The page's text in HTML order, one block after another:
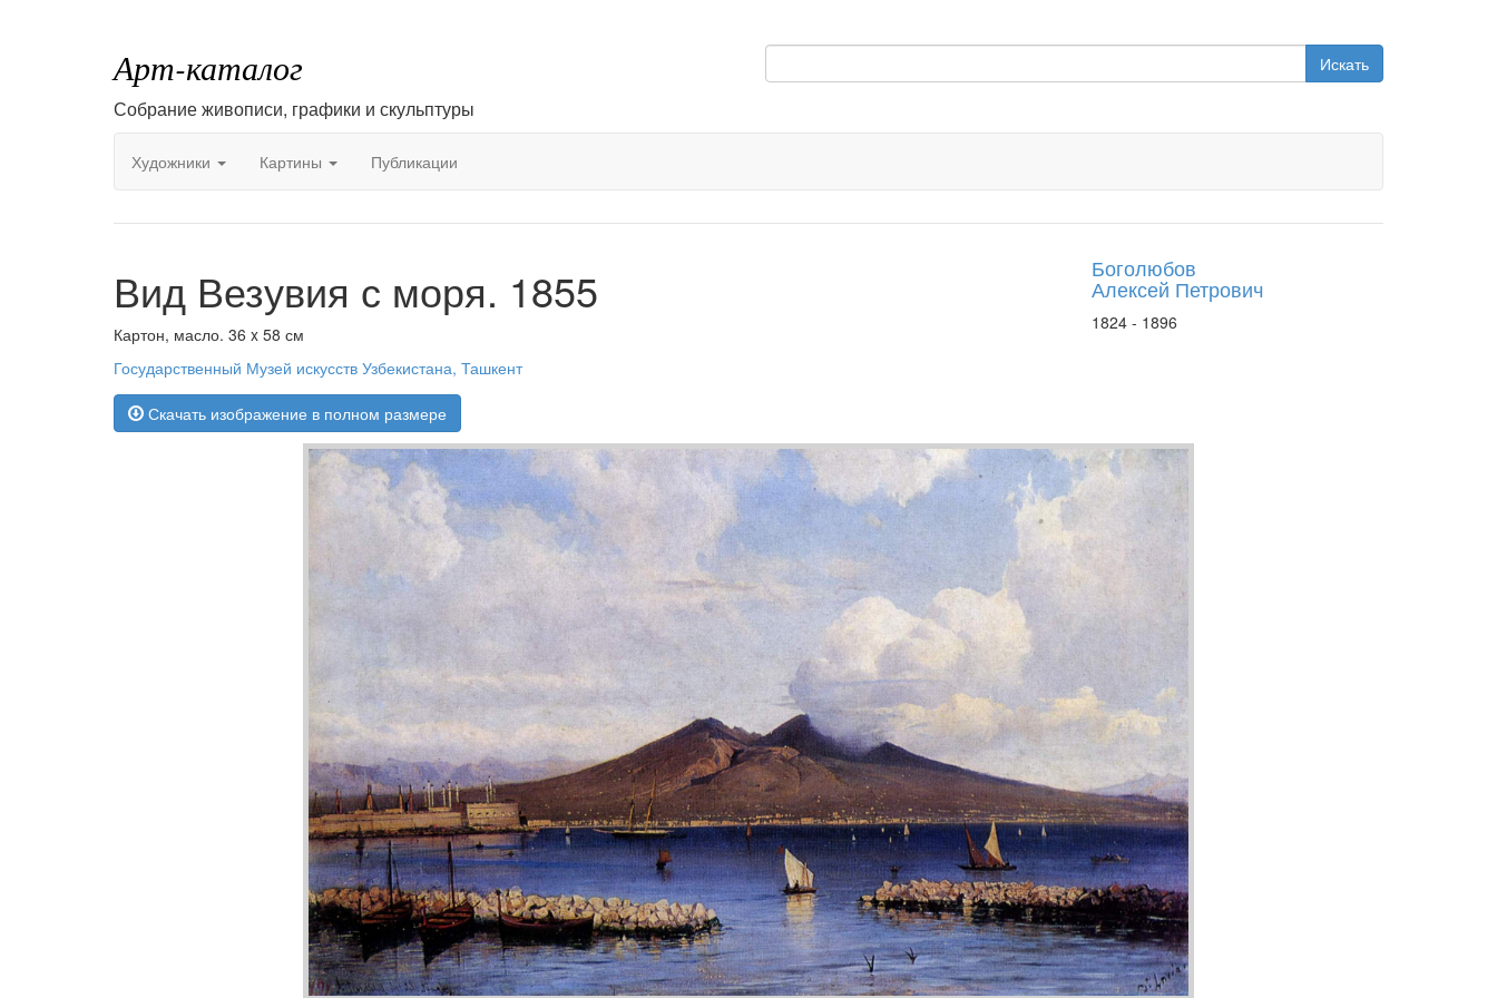
Арт-каталог
Собрание живописи, графики и скульптуры
Искать
Художники Картины Публикации
Вид Везувия с моря. 1855
Картон, масло. 36 x 58 см
Государственный Музей искусств Узбекистана, Ташкент
Скачать изображение в полном размере
Боголюбов
Алексей Петрович
1824 - 1896